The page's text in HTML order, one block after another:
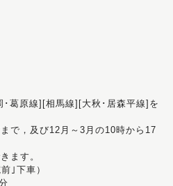
葛原線][相馬線][大秋･居森平線]を
で，及び12月～3月の10時から17
ます。
｣下車）